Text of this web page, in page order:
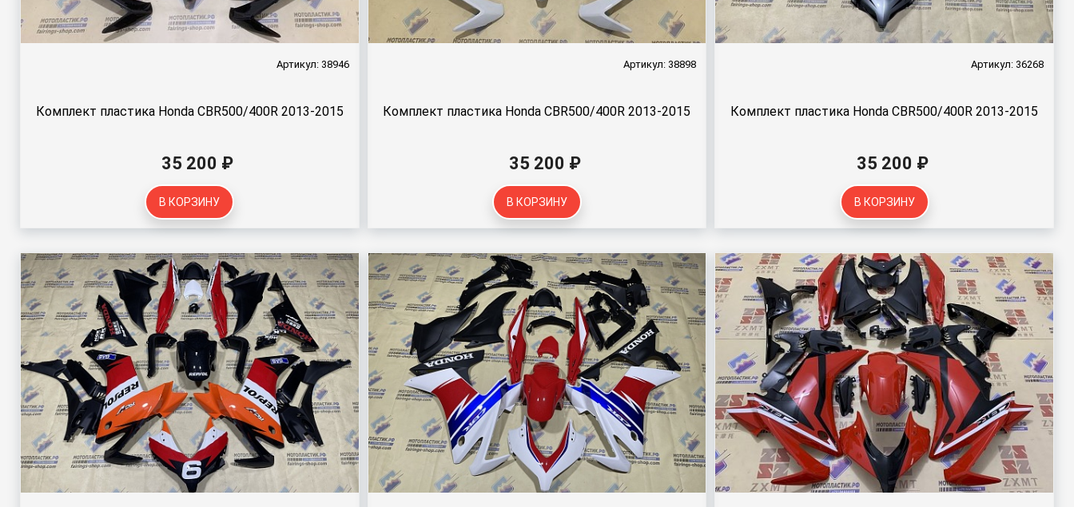
Артикул: 38946
Комплект пластика Honda CBR500/400R 2013-2015
35 200 ₽
В КОРЗИНУ
Артикул: 38898
Комплект пластика Honda CBR500/400R 2013-2015
35 200 ₽
В КОРЗИНУ
Артикул: 36268
Комплект пластика Honda CBR500/400R 2013-2015
35 200 ₽
В КОРЗИНУ